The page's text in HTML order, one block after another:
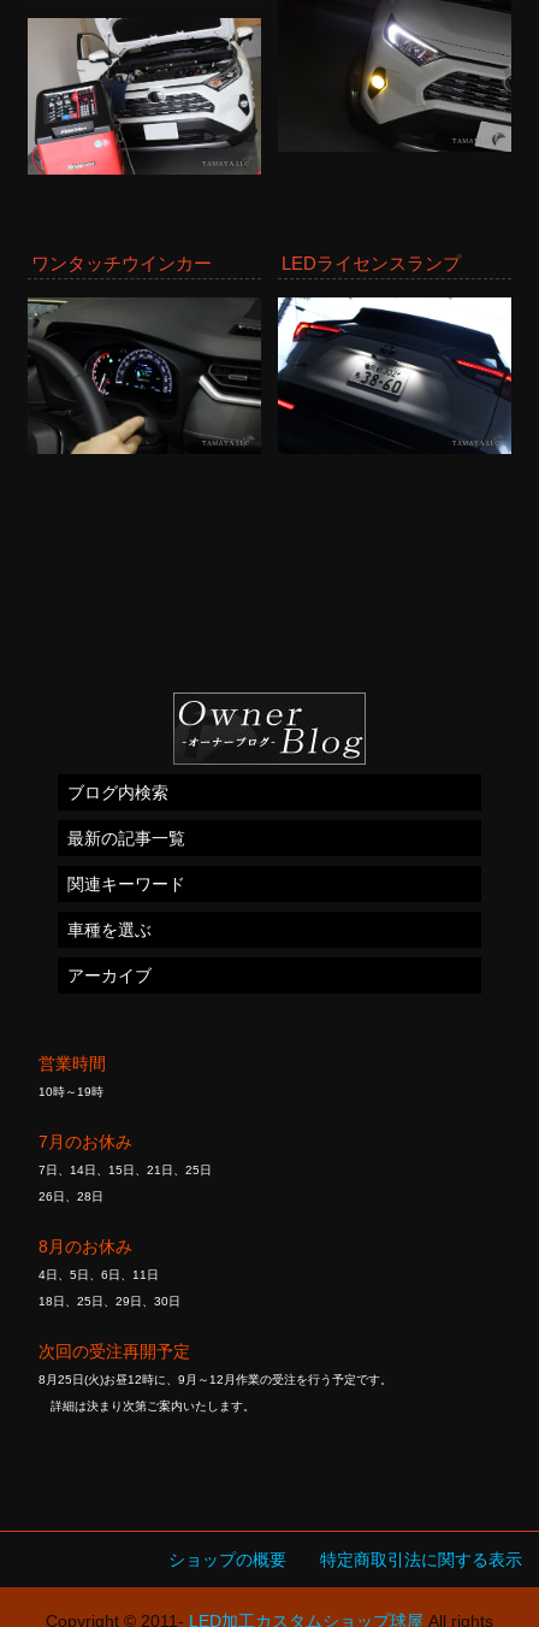
ワンタッチウインカー LEDライセンスランプ
営業時間
10時～19時
7月のお休み
7日、14日、15日、21日、25日
26日、28日
8月のお休み
4日、5日、6日、11日
18日、25日、29日、30日
次回の受注再開予定
8月25日(火)お昼12時に、9月～12月作業の受注を行う予定です。
詳細は決まり次第ご案内いたします。
ブログ内検索
最新の記事一覧
関連キーワード
車種を選ぶ
アーカイブ
ショップの概要 特定商取引法に関する表示
Copyright © 2011- LED加工カスタムショップ球屋 All rights